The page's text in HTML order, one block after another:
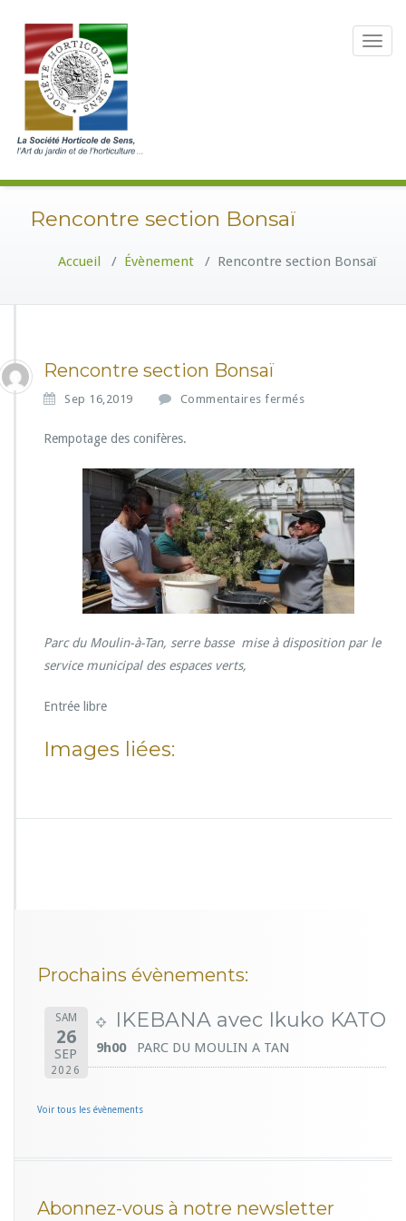
Toggle
Rencontre section Bonsaï
Accueil / Évènement / Rencontre section Bonsaï
Rencontre section Bonsaï
Sep 16,2019 Commentaires fermés
e
n
c
o
n
t
r
e
s
c
a
Rempotage des conifères.
Parc du Moulin-à-Tan, serre basse mise à disposition par le
service municipal des espaces verts,
Entrée libre
Images liées:
Prochains évènements:
SAM
26
SEP
2026
IKEBANA avec Ikuko KATO
9h00 PARC DU MOULIN A TAN
Voir tous les évènements
Abonnez-vous à notre newsletter